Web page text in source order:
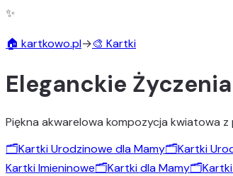
✨
🏠 kartkowo.pl→🎨 Kartki
Eleganckie
Piękna akwarelowa kompozycja kwiatowa
🗂️Kartki Urodzinowe dla Mamy🗂️Kartki
Kartki Imieninowe🗂️Kartki dla Mamy🗂️